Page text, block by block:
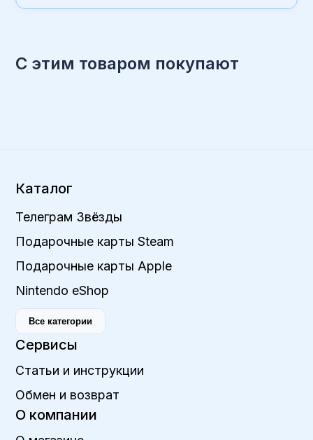
С этим товаром покупают
Каталог
Телеграм Звёзды
Подарочные карты Steam
Подарочные карты Apple
Nintendo eShop
Все категории
Сервисы
Статьи и инструкции
Обмен и возврат
О компании